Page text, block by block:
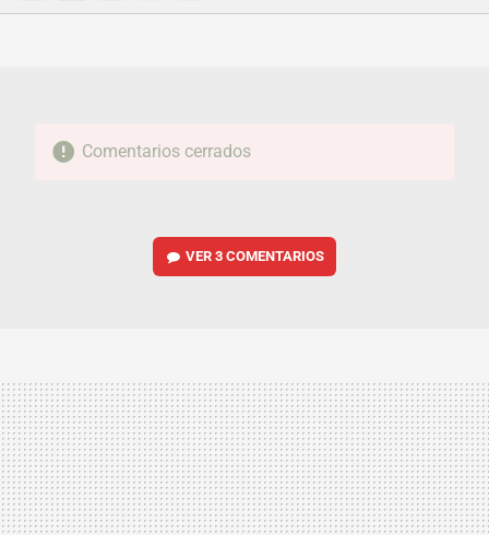
FACEBOOKTWITTERFLIPBOARD
E-
WHATSAPP
Comentarios cerrados
VER3 COMENTARIOS